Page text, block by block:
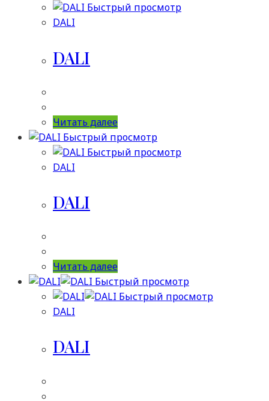
Быстрый просмотр
DALI
DALI
Читать далее
Быстрый просмотр
Быстрый просмотр
DALI
DALI
Читать далее
Быстрый просмотр
Быстрый просмотр
DALI
DALI